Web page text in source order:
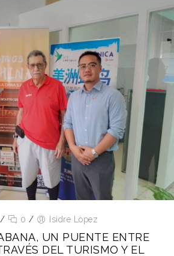
/ 0 / Isidre Lòpez
UN PUENTE ENTRE
DEL TURISMO Y EL